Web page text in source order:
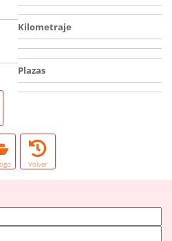
Kilometraje
Plazas
Volver